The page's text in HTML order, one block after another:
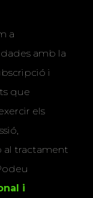
a
amb la
i
que
els
al tractament
i